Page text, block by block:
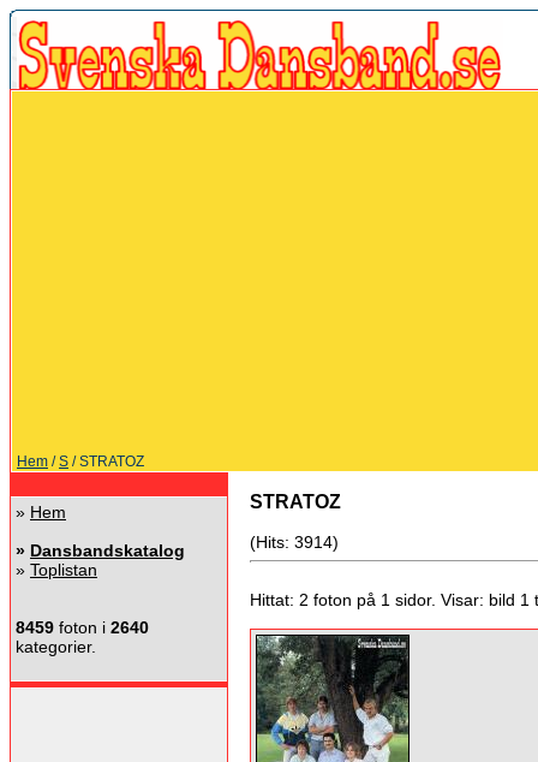
Hem /S / STRATOZ
» Hem
» Dansbandskatalog
» Toplistan
8459 foton i 2640
kategorier.
STRATOZ
(Hits: 3914)
Hittat: 2 foton på 1 sidor. Visar: bild 1